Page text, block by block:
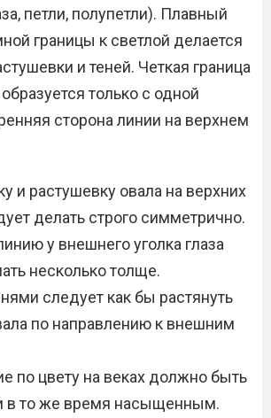
петли, полупетли). Плавный
границы к светлой делается
и теней. Четкая граница
только с одной
сторона линии на верхнем
и растушевку овала на верхних
делать строго симметрично.
у внешнего уголка глаза
несколько толще.
следует как бы растянуть
по направлению к внешним
по цвету на веках должно быть
в то же время насыщенным.